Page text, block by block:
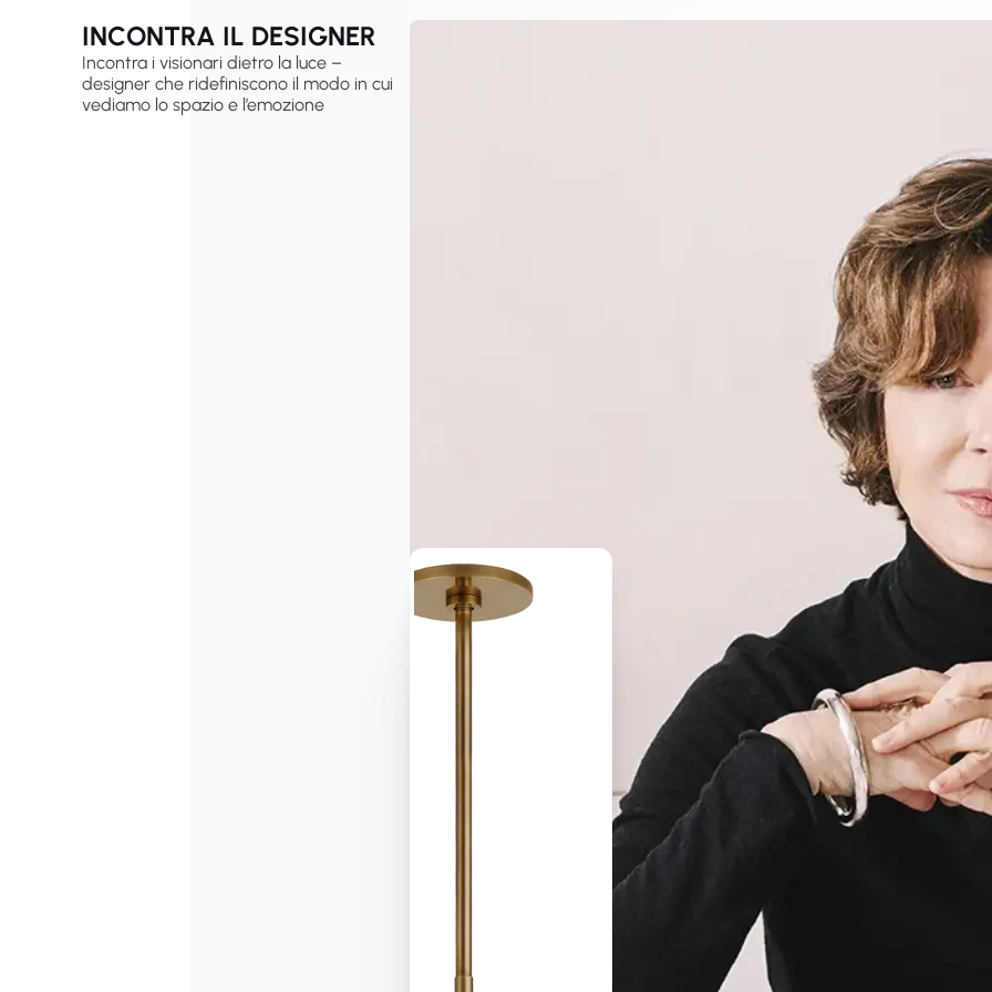
INCONTRA IL DESIGNER
Incontra i visionari dietro la luce –
designer che ridefiniscono il modo in cui
vediamo lo spazio e l’emozione